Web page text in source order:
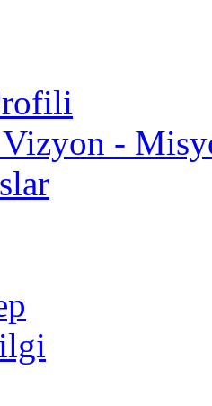
-